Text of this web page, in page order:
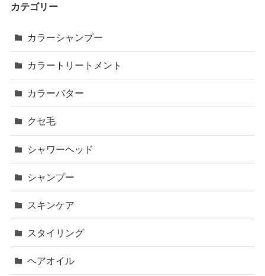
カテゴリー
カラーシャンプー
カラートリートメント
カラーバター
クセ毛
シャワーヘッド
シャンプー
スキンケア
スタイリング
ヘアオイル